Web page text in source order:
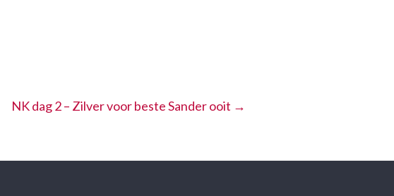
NK dag 2 – Zilver voor beste Sander ooit →